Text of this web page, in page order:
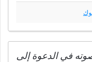
في الدعوة إلى